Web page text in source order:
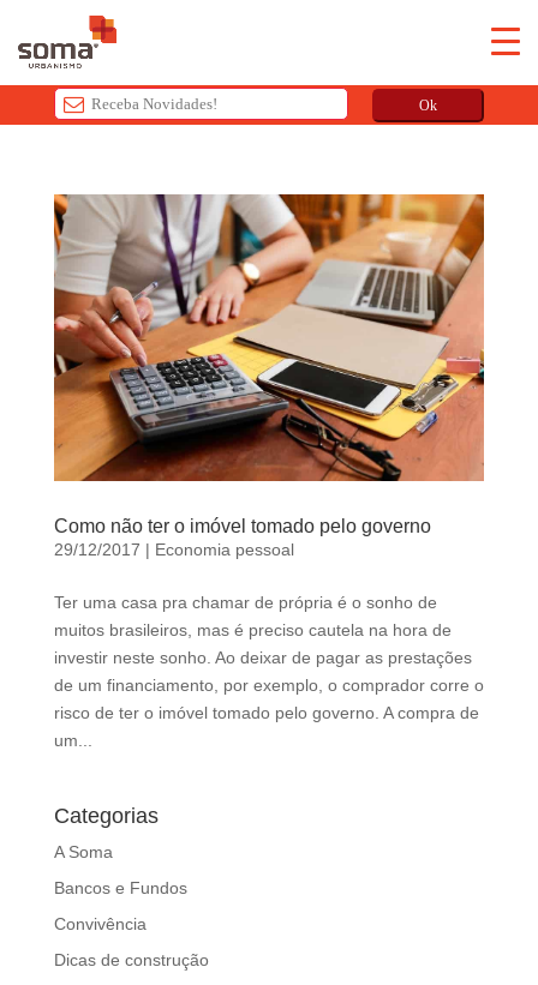
Ok
i
s
f
e
l
d
l
d
e
l
e
f
t
b
n
k
Como não ter o imóvel tomado pelo governo
29/12/2017 | Economia pessoal
Ter uma casa pra chamar de própria é o sonho de
muitos brasileiros, mas é preciso cautela na hora de
investir neste sonho. Ao deixar de pagar as prestações
de um financiamento, por exemplo, o comprador corre o
risco de ter o imóvel tomado pelo governo. A compra de
um...
Categorias
A Soma
Bancos e Fundos
Convivência
Dicas de construção